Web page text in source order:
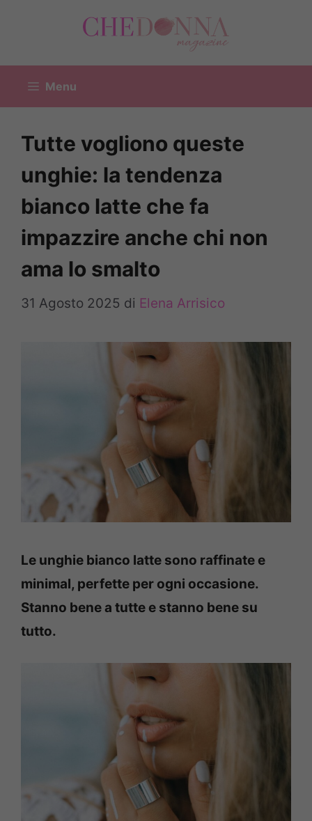
Menu
Tutte vogliono queste
unghie: la tendenza
bianco latte che fa
impazzire anche chi non
ama lo smalto
31 Agosto 2025 di Elena Arrisico
Le unghie bianco latte sono raffinate e
minimal, perfette per ogni occasione.
Stanno bene a tutte e stanno bene su
tutto.